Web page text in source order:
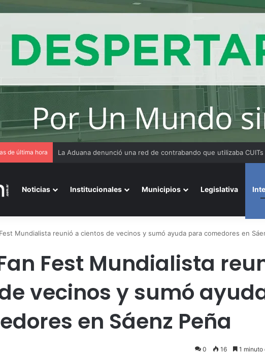
de última hora Thiago Medina fue imputado por abuso sexual y la causa
Noticias Institucionales Municipios Legislativa
Mundialista reunió a cientos de vecinos y sumó ayuda para comedores en
Fest Mundialista
vecinos y sumó
en Sáenz Peña
0 16 1 minuto